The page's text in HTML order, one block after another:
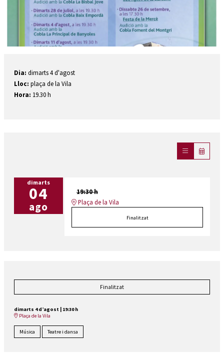
Dia: dimarts 4 d'agost
Lloc: plaça de la Vila
Hora: 19.30 h
dimarts
04
ago
19:30 h
Plaça de la Vila
Finalitzat
Finalitzat
dimarts 4 d’agost | 19:30 h
Plaça de la Vila
Música Teatre i dansa